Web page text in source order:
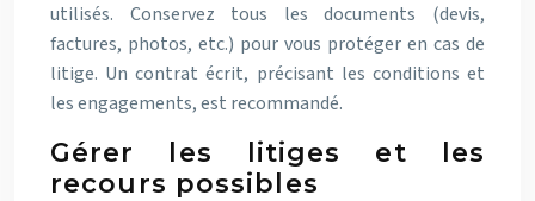
utilisés. Conservez tous les documents (devis,
factures, photos, etc.) pour vous protéger en cas de
litige. Un contrat écrit, précisant les conditions et
les engagements, est recommandé.
Gérer les litiges et les
recours possibles